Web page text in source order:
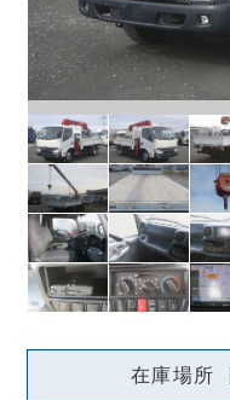
在庫場所